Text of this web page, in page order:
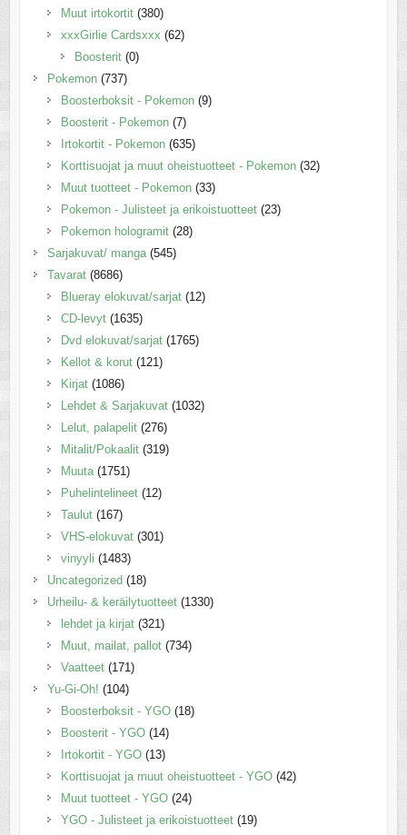
Muut irtokortit (380)
xxxGirlie Cardsxxx (62)
Boosterit (0)
Pokemon (737)
Boosterboksit - Pokemon (9)
Boosterit - Pokemon (7)
Irtokortit - Pokemon (635)
Korttisuojat ja muut oheistuotteet - Pokemon (32)
Muut tuotteet - Pokemon (33)
Pokemon - Julisteet ja erikoistuotteet (23)
Pokemon hologramit (28)
Sarjakuvat/ manga (545)
Tavarat (8686)
Blueray elokuvat/sarjat (12)
CD-levyt (1635)
Dvd elokuvat/sarjat (1765)
Kellot & korut (121)
Kirjat (1086)
Lehdet & Sarjakuvat (1032)
Lelut, palapelit (276)
Mitalit/Pokaalit (319)
Muuta (1751)
Puhelintelineet (12)
Taulut (167)
VHS-elokuvat (301)
vinyyli (1483)
Uncategorized (18)
Urheilu- & keräilytuotteet (1330)
lehdet ja kirjat (321)
Muut, mailat, pallot (734)
Vaatteet (171)
Yu-Gi-Oh! (104)
Boosterboksit - YGO (18)
Boosterit - YGO (14)
Irtokortit - YGO (13)
Korttisuojat ja muut oheistuotteet - YGO (42)
Muut tuotteet - YGO (24)
YGO - Julisteet ja erikoistuotteet (19)